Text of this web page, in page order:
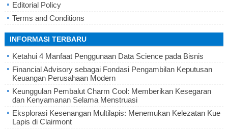
Editorial Policy
Terms and Conditions
INFORMASI TERBARU
Ketahui 4 Manfaat Penggunaan Data Science pada Bisnis
Financial Advisory sebagai Fondasi Pengambilan Keputusan
Keuangan Perusahaan Modern
Keunggulan Pembalut Charm Cool: Memberikan Kesegaran
dan Kenyamanan Selama Menstruasi
Eksplorasi Kesenangan Multilapis: Menemukan Kelezatan Kue
Lapis di Clairmont